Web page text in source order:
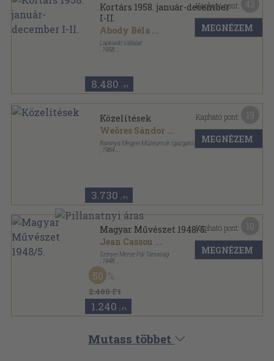
Kortárs 1958. január-december
I-II.
Abody Béla ...
Lapkiadó Vállalat
1958
8.480 ,-Ft
Kapható pont:
MEGNÉZEM
Közelítések
Weöres Sándor ...
Baranya Megyei Múzeumok Igazgatósága
1984
3.730 ,-Ft
Kapható pont:
MEGNÉZEM
Magyar Művészet 1948/5.
Jean Cassou ...
Szinyei Merse Pál Társaság
1948
Varrott papírkötés
Magyar Művészet sorozat
2.480 Ft
50
1.240 ,-Ft
Kapható pont:
MEGNÉZEM
Mutass többet